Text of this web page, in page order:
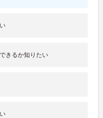
きるか知りたい